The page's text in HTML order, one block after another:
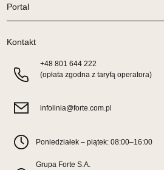
Godziny otwarcia
Pn-Pt: 10:00-18:00, Sb: 10:00-14:00
Salon meblowy
Portal
Kontakt
+48 801 644 222
(opłata zgodna z taryfą operatora)
infolinia@forte.com.pl
Poniedziałek – piątek: 08:00–16:00
Grupa Forte S.A.